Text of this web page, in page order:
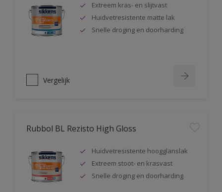
Extreem kras- en slijtvast
Huidvetresistente matte lak
Snelle droging en doorharding
Vergelijk
Rubbol BL Rezisto High Gloss
Huidvetresistente hoogglanslak
Extreem stoot- en krasvast
Snelle droging en doorharding